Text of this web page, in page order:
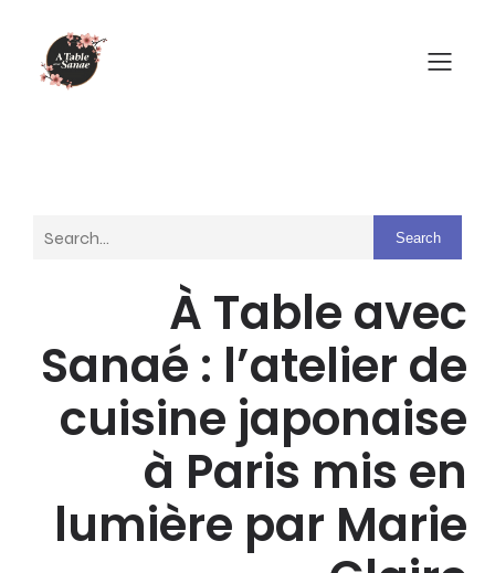
Search
À Table avec
Sanaé : l’atelier de
cuisine japonaise
à Paris mis en
lumière par Marie